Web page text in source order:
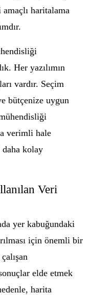
haritalama
Her yazılımın
vardır. Seçim
bütçenize uygun
verimli hale
kolay
Veri
yer kabuğundaki
için önemli bir
elde etmek
harita